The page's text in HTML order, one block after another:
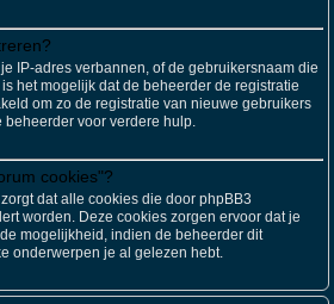
IP-adres verbannen, of de gebruikersnaam die
het mogelijk dat de beheerder de registratie
om zo de registratie van nieuwe gebruikers
beheerder voor verdere hulp.
cookies"?
dat alle cookies die door phpBB3
worden. Deze cookies zorgen ervoor dat je
mogelijkheid, indien de beheerder dit
onderwerpen je al gelezen hebt.